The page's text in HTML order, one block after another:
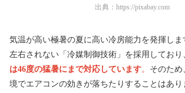
出典： https://pixabay.com
気温が高い極暑の夏に高い冷房能力を発揮しま
左右されない「冷媒制御技術」を採用しており
は46度の猛暑にまで対応しています。 そのため
境でエアコンの効きが落ちたりすることはあ